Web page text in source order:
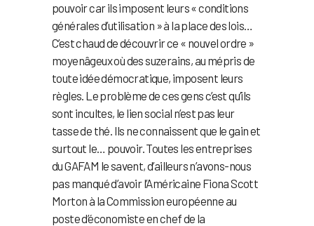
pouvoir car ils imposent leurs « conditions
générales d’utilisation » à la place des lois…
C’est chaud de découvrir ce « nouvel ordre »
moyenâgeux où des suzerains, au mépris de
toute idée démocratique, imposent leurs
règles. Le problème de ces gens c’est qu’ils
sont incultes, le lien social n’est pas leur
tasse de thé. Ils ne connaissent que le gain et
surtout le… pouvoir. Toutes les entreprises
du GAFAM le savent, d’ailleurs n’avons-nous
pas manqué d’avoir l’Américaine Fiona Scott
Morton à la Commission européenne au
poste d’économiste en chef de la